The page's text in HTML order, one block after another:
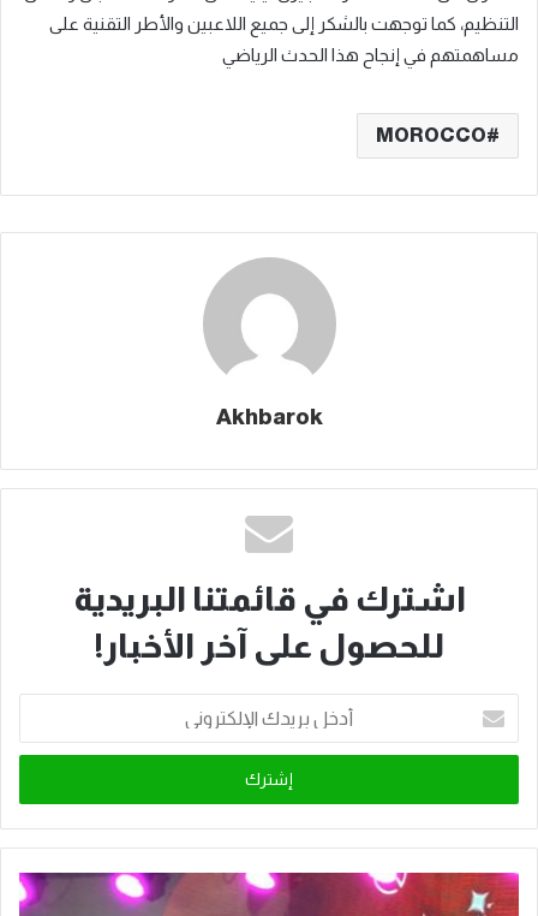
التنظيم، كما توجهت بالشكر إلى جميع اللاعبين والأطر التقنية على
مساهمتهم في إنجاح هذا الحدث الرياضي
MOROCCO
Akhbarok
اشترك في قائمتنا البريدية
للحصول على آخر الأخبار!
بريدك
الإلكتروني